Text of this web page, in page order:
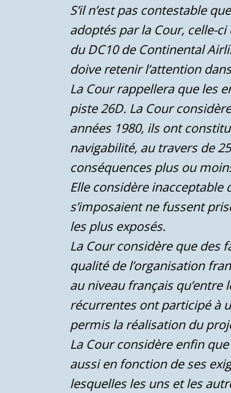
S’il n’est pas contestable
adoptés par la Cour, celle-
du DC10 de Continental
doive retenir l’attention
La Cour rappellera que les
piste 26D. La Cour
années 1980, ils ont
navigabilité, au travers de
conséquences plus ou
Elle considère
s’imposaient ne fussent
les plus exposés.
La Cour considère que des
qualité de l’organisation
au niveau français
récurrentes ont participé à
permis la réalisation du
La Cour considère enfin
aussi en fonction de ses
lesquelles les uns et les